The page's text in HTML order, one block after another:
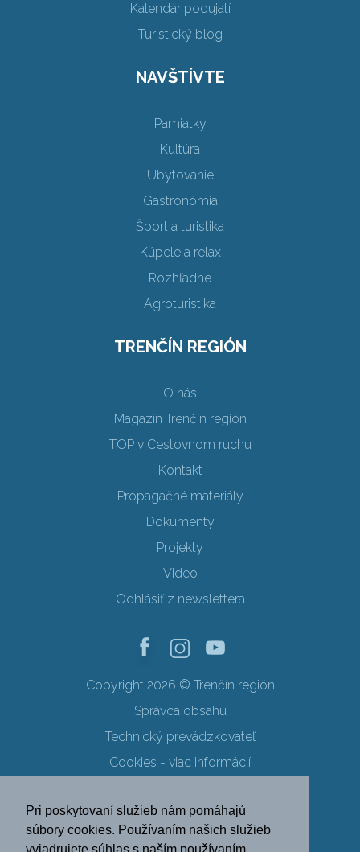
Pri poskytovaní služieb nám pomáhajú
súbory cookies. Používaním našich služieb
Kalendár podujatí
Turistický blog
NAVŠTÍVTE
Pamiatky
Kultúra
Ubytovanie
Gastronómia
Šport a turistika
Kúpele a relax
Rozhľadne
Agroturistika
TRENČÍN REGIÓN
O nás
Magazín Trenčín región
TOP v Cestovnom ruchu
Kontakt
Propagačné materiály
Dokumenty
Projekty
Video
Odhlásiť z newslettera
Copyright 2026 © Trenčín región
Správca obsahu
Technický prevádzkovateľ
Cookies - viac informácií
Ochrana osobných údajov